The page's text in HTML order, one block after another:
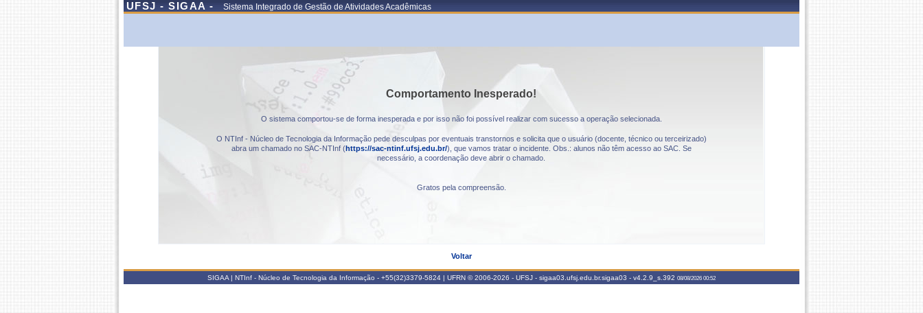
UFSJ - SIGAA - Sistema Integrado de Gestão de Atividades Acadêmicas
Comportamento Inesperado!
O sistema comportou-se de forma inesperada e por isso não foi possível realizar com sucesso a operação selecionada.
O NTInf - Núcleo de Tecnologia da Informação pede desculpas por eventuais transtornos e solicita que o usuário (docente, técnico ou terceirizado)
abra um chamado no SAC-NTInf (https://sac-ntinf.ufsj.edu.br/), que vamos tratar o incidente. Obs.: alunos não têm acesso ao SAC. Se
necessário, a coordenação deve abrir o chamado.
Gratos pela compreensão.
Voltar
SIGAA | NTInf - Núcleo de Tecnologia da Informação - +55(32)3379-5824 | UFRN © 2006-2026 - UFSJ - sigaa03.ufsj.edu.br.sigaa03 - v4.2.9_s.392 08/08/2026 00:52